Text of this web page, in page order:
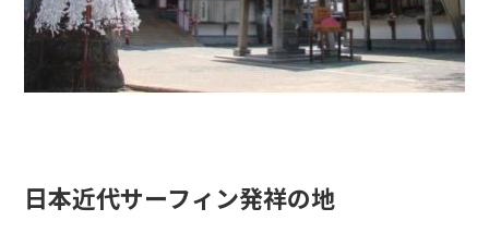
日本近代サーフィン発祥の地